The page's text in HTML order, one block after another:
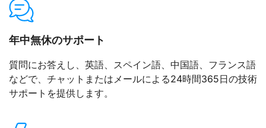
年中無休のサポート
質問にお答えし、英語、スペイン語、中国語、フランス語
などで、チャットまたはメールによる24時間365日の技術
サポートを提供します。